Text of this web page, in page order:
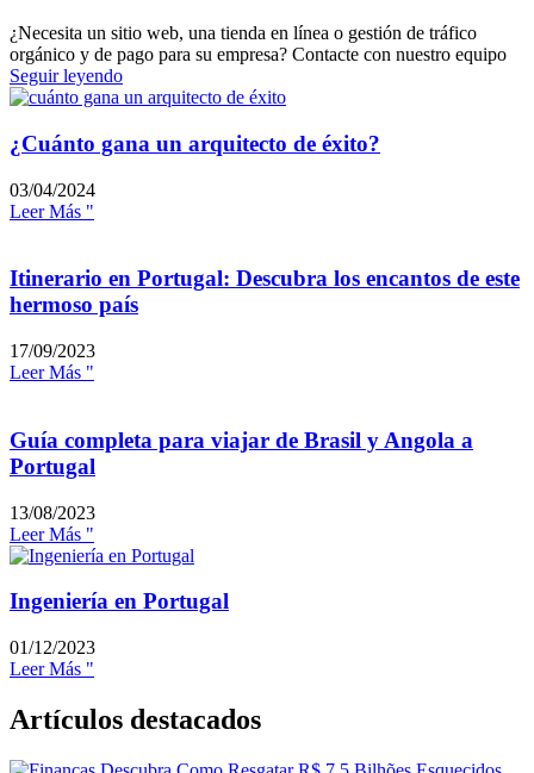
¿Necesita un sitio web, una tienda en línea o gestión de tráfico
orgánico y de pago para su empresa? Contacte con nuestro equipo
Seguir leyendo
¿Cuánto gana un arquitecto de éxito?
03/04/2024
Leer Más "
Itinerario en Portugal: Descubra los encantos de este
hermoso país
17/09/2023
Leer Más "
Guía completa para viajar de Brasil y Angola a
Portugal
13/08/2023
Leer Más "
Ingeniería en Portugal
01/12/2023
Leer Más "
Artículos destacados